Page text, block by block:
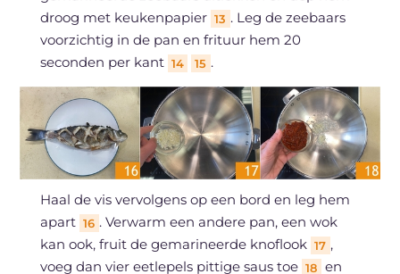
droog met keukenpapier 13 . Leg de zeebaars
voorzichtig in de pan en frituur hem 20
seconden per kant 14 15 .
Haal de vis vervolgens op een bord en leg hem
apart 16 . Verwarm een andere pan, een wok
kan ook, fruit de gemarineerde knoflook 17 ,
voeg dan vier eetlepels pittige saus toe 18 en